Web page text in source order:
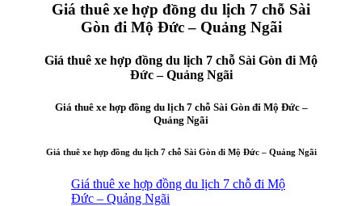
Giá thuê xe hợp đồng du lịch 7 chỗ Sài
Gòn đi Mộ Đức – Quảng Ngãi
Giá thuê xe hợp đồng du lịch 7 chỗ Sài Gòn đi Mộ
Đức – Quảng Ngãi
Giá thuê xe hợp đồng du lịch 7 chỗ Sài Gòn đi Mộ Đức –
Quảng Ngãi
Giá thuê xe hợp đồng du lịch 7 chỗ Sài Gòn đi Mộ Đức – Quảng Ngãi
Giá thuê xe hợp đồng du lịch 7 chỗ đi Mộ
Đức – Quảng Ngãi